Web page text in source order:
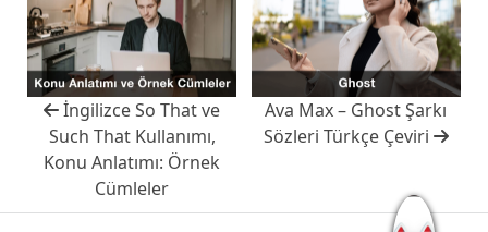
İngilizce So That ve
Such That Kullanımı,
Konu Anlatımı: Örnek
Cümleler
Ava Max – Ghost Şarkı
Sözleri Türkçe Çeviri